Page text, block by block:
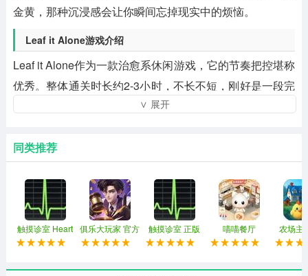
金黄，那种沉浸感会让你瞬间忘掉现实中的烦恼。
Leaf it Alone游戏介绍
Leaf it Alone作为一款治愈系休闲游戏，它的节奏把控堪称
优秀。整体通关时长约2-3小时，不长不短，刚好是一段完
整的放松时光。游戏还设计了时间排行榜、多周目成就系
标，重复可玩性极高。开发团队坚持每日更新补丁优化体
杂操作，没有激烈对抗，只需沉浸在清理过程中，收获最
纯粹的放松与满足。
∨ 展开
同类推荐
触摸诊室 Heart
Beat Simulator
俱乐大玩家 官方
正版
触摸诊室 正版 喵喵餐厅 农场主